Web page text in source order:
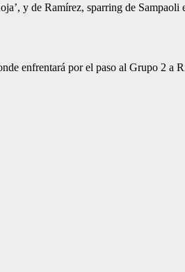
y de Ramírez, sparring de Sampaoli
enfrentará por el paso al Grupo 2 a